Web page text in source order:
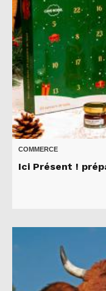
COMMERCE
Ici Présent !